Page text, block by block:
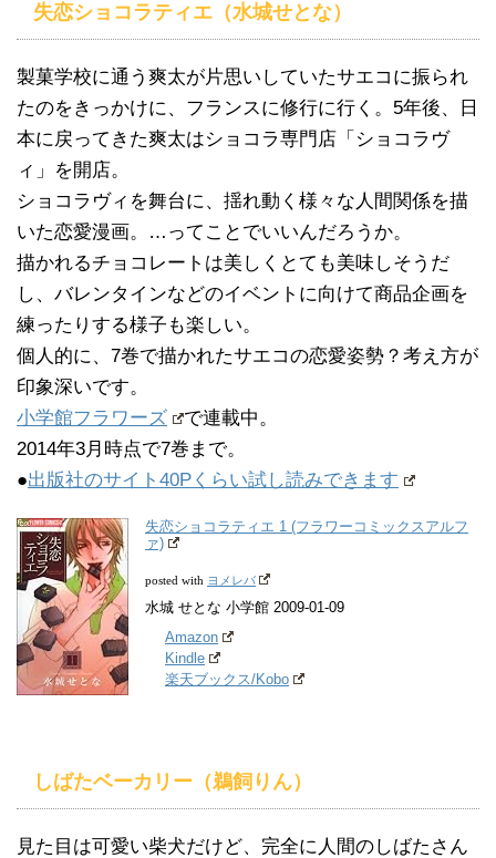
失恋ショコラティエ（水城せとな）
製菓学校に通う爽太が片思いしていたサエコに振られ
たのをきっかけに、フランスに修行に行く。5年後、日
本に戻ってきた爽太はショコラ専門店「ショコラヴ
ィ」を開店。
ショコラヴィを舞台に、揺れ動く様々な人間関係を描
いた恋愛漫画。…ってことでいいんだろうか。
描かれるチョコレートは美しくとても美味しそうだ
し、バレンタインなどのイベントに向けて商品企画を
練ったりする様子も楽しい。
個人的に、7巻で描かれたサエコの恋愛姿勢？考え方が
印象深いです。
小学館フラワーズ
で連載中。
2014年3月時点で7巻まで。
●出版社のサイト40Pくらい試し読みできます
失恋ショコラティエ 1 (フラワーコミックスアルフ
ァ)
posted with ヨメレバ
水城 せとな 小学館 2009-01-09
Amazon
Kindle
楽天ブックス/Kobo
しばたベーカリー（鵜飼りん）
見た目は可愛い柴犬だけど、完全に人間のしばたさん